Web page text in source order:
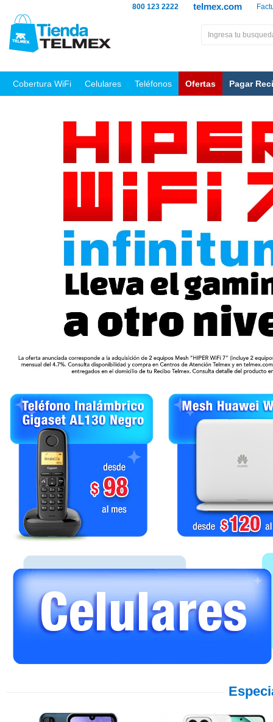
telmex.com
800 123 2222
Cobertura WiFi Celulares Teléfonos Ofertas Pagar